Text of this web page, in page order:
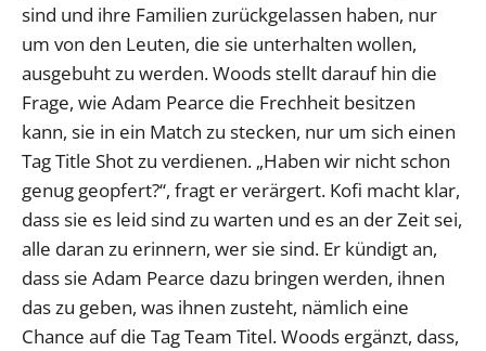
sind und ihre Familien zurückgelassen haben, nur
um von den Leuten, die sie unterhalten wollen,
ausgebuht zu werden. Woods stellt darauf hin die
Frage, wie Adam Pearce die Frechheit besitzen
kann, sie in ein Match zu stecken, nur um sich einen
Tag Title Shot zu verdienen. „Haben wir nicht schon
genug geopfert?“, fragt er verärgert. Kofi macht klar,
dass sie es leid sind zu warten und es an der Zeit sei,
alle daran zu erinnern, wer sie sind. Er kündigt an,
dass sie Adam Pearce dazu bringen werden, ihnen
das zu geben, was ihnen zusteht, nämlich eine
Chance auf die Tag Team Titel. Woods ergänzt, dass,